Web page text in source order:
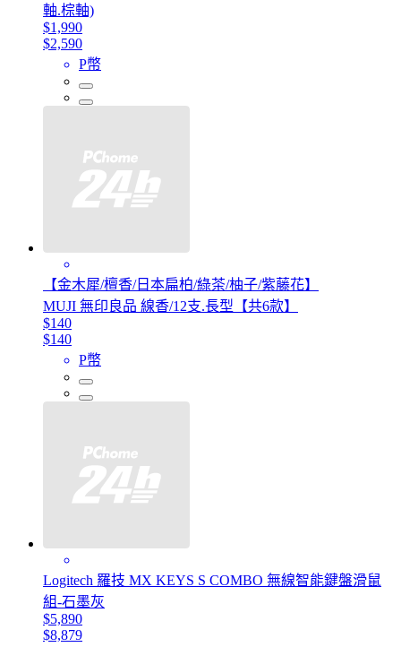
軸.棕軸)
$1,990
$2,590
P幣
【金木犀/檀香/日本扁柏/綠茶/柚子/紫藤花】
MUJI 無印良品 線香/12支.長型【共6款】
$140
$140
P幣
Logitech 羅技 MX KEYS S COMBO 無線智能鍵盤滑鼠
組-石墨灰
$5,890
$8,879